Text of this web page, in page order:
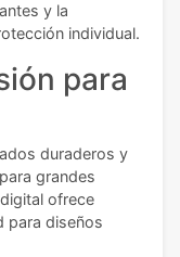
y la
individual.
para
duraderos y
grandes
ofrece
para diseños